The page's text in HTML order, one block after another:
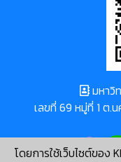
โดยการใช้เว็บไซต์ของ
มหาวิ
เลขที่ 69 หมู่ที่ 1 ต.